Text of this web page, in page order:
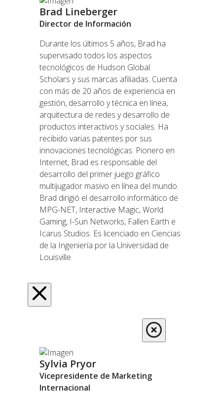
Brad Lineberger
Director de Información
Durante los últimos 5 años, Brad ha
supervisado todos los aspectos
tecnológicos de Hudson Global
Scholars y sus marcas afiliadas. Cuenta
con más de 20 años de experiencia en
gestión, desarrollo y técnica en línea,
arquitectura de redes y desarrollo de
productos interactivos y sociales. Ha
recibido varias patentes por sus
innovaciones tecnológicas. Pionero en
Internet, Brad es responsable del
desarrollo del primer juego gráfico
multijugador masivo en línea del mundo.
Brad dirigió el desarrollo informático de
MPG-NET, Interactive Magic, World
Gaming, I-Sun Networks, Fallen Earth e
Icarus Studios. Es licenciado en Ciencias
de la Ingeniería por la Universidad de
Louisville.
Sylvia Pryor
Vicepresidente de Marketing
Internacional